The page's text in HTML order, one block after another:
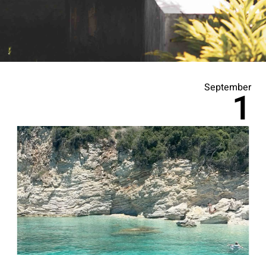
September
1